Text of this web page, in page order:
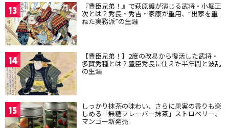
13 『豊臣兄弟！』で萩原護が演じる武将・小堀正
次とは？秀長・秀吉・家康が重用、“出家を重
ねた実務派”の生涯
14 【豊臣兄弟！】2度の改易から復活した武将・
多賀秀種とは？豊臣秀長に仕えた半年間と波乱
の生涯
15 しっかり抹茶の味わい、さらに果実の香りも楽
しめる「無糖フレーバー抹茶」ストロベリー、
マンゴー新発売